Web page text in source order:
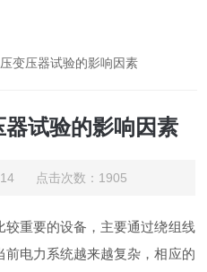
变压器试验的影响因素
试验的影响因素
14 点击次数：1905
重要的设备，主要通过绕组线
电力系统越来越复杂，相应的